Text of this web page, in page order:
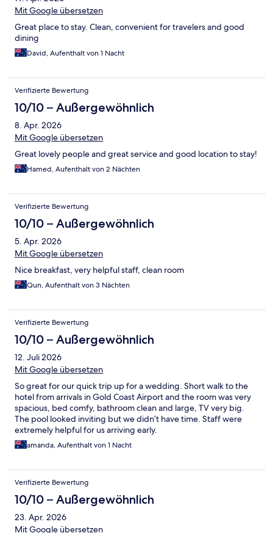
Mit Google übersetzen
Great place to stay. Clean, convenient for travelers and good
dining
David, Aufenthalt von 1 Nacht
Verifizierte Bewertung
10/10 – Außergewöhnlich
8. Apr. 2026
Mit Google übersetzen
Great lovely people and great service and good location to stay!
Hamed, Aufenthalt von 2 Nächten
Verifizierte Bewertung
10/10 – Außergewöhnlich
5. Apr. 2026
Mit Google übersetzen
Nice breakfast, very helpful staff, clean room
Qun, Aufenthalt von 3 Nächten
Verifizierte Bewertung
10/10 – Außergewöhnlich
12. Juli 2026
Mit Google übersetzen
So great for our quick trip up for a wedding. Short walk to the
hotel from arrivals in Gold Coast Airport and the room was very
spacious, bed comfy, bathroom clean and large, TV very big.
The pool looked inviting but we didn’t have time. Staff were
extremely helpful for us arriving early.
amanda, Aufenthalt von 1 Nacht
Verifizierte Bewertung
10/10 – Außergewöhnlich
23. Apr. 2026
Mit Google übersetzen